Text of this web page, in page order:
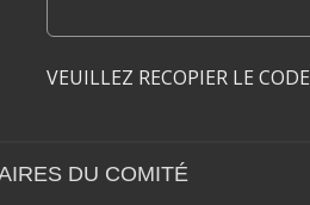
VEUILLEZ RECOPIER LE CODE
DU COMITÉ